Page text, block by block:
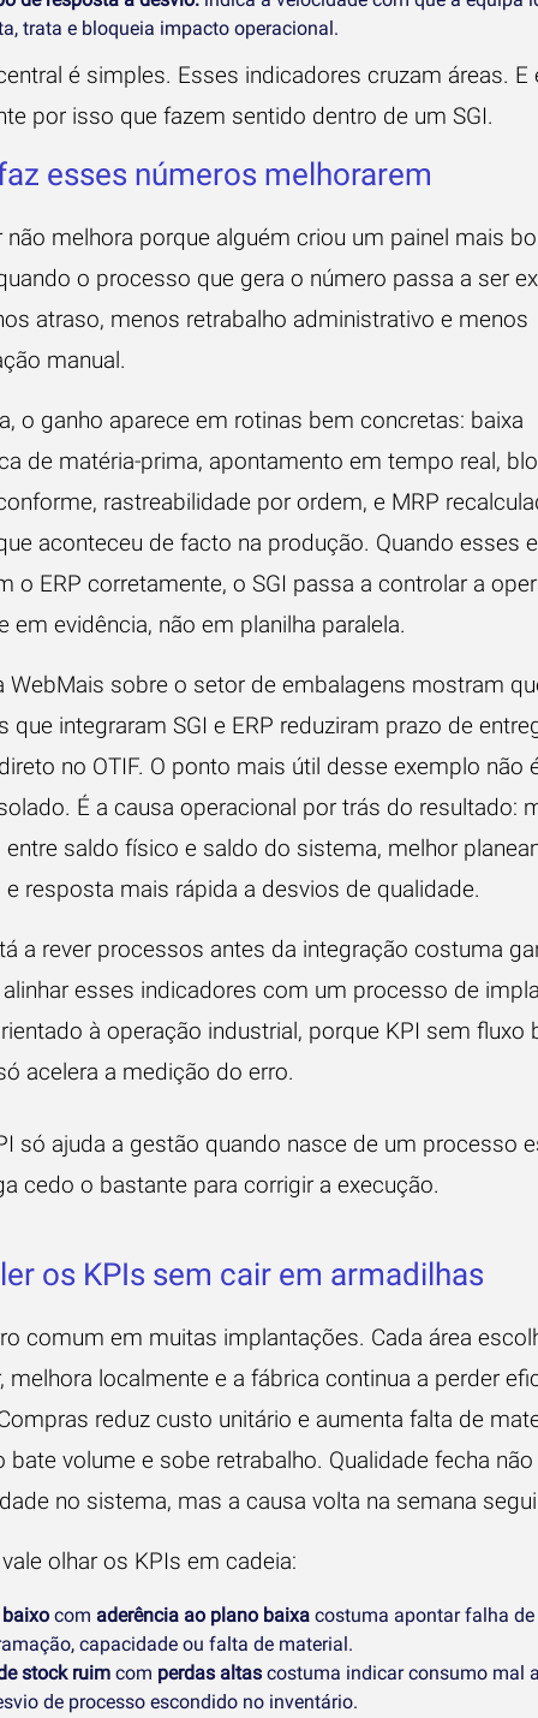
trata e bloqueia impacto operacional.
é simples. Esses indicadores cruzam áreas. E
por isso que fazem sentido dentro de um SGI.
esses números melhorarem
não melhora porque alguém criou um painel mais
o processo que gera o número passa a ser
atraso, menos retrabalho administrativo e menos
manual.
o ganho aparece em rotinas bem concretas: baixa
de matéria-prima, apontamento em tempo real,
rastreabilidade por ordem, e MRP
aconteceu de facto na produção. Quando esses
o ERP corretamente, o SGI passa a controlar a
em evidência, não em planilha paralela.
WebMais sobre o setor de embalagens mostram
que integraram SGI e ERP reduziram prazo de
no OTIF. O ponto mais útil desse exemplo não
É a causa operacional por trás do resultado:
entre saldo físico e saldo do sistema, melhor
resposta mais rápida a desvios de qualidade.
a rever processos antes da integração costuma
esses indicadores com um processo de
à operação industrial, porque KPI sem fluxo
acelera a medição do erro.
só ajuda a gestão quando nasce de um processo
cedo o bastante para corrigir a execução.
os KPIs sem cair em armadilhas
comum em muitas implantações. Cada área
melhora localmente e a fábrica continua a perder
reduz custo unitário e aumenta falta de
bate volume e sobe retrabalho. Qualidade fecha não
no sistema, mas a causa volta na semana
olhar os KPIs em cadeia:
baixo com aderência ao plano baixa costuma apontar falha de
capacidade ou falta de material.
stock ruim com perdas altas costuma indicar consumo mal
de processo escondido no inventário.